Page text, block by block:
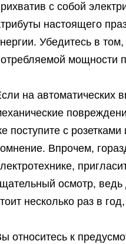
с собой
настоящего
Убедитесь в
мощности
на автоматических
поступите с
Впрочем,
осмотр, ведь
несколько раз в
относитесь к